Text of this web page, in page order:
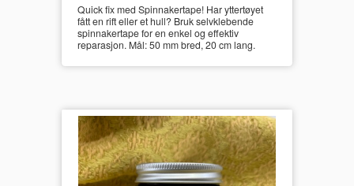
Quick fix med Spinnakertape! Har yttertøyet
fått en rift eller et hull? Bruk selvklebende
spinnakertape for en enkel og effektiv
reparasjon. Mål: 50 mm bred, 20 cm lang.